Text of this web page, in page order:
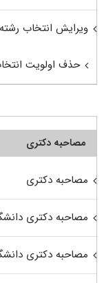
ویرایش انتخاب
حذف اولویت
مصاحبه دکتری
مصاحبه دکتری
مصاحبه دکتری
مصاحبه دکتری